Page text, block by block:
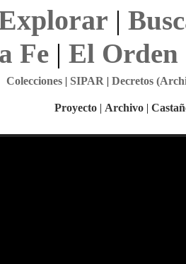
|
Fe| El Orden
Colecciones| SIPAR | Decretos
Proyecto | Archivo |